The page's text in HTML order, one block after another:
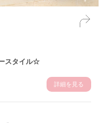
スタイル☆
詳細を見る